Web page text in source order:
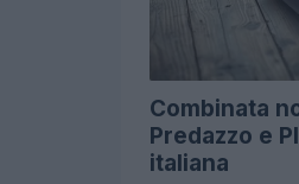
Combinata
Predazzo e
italiana